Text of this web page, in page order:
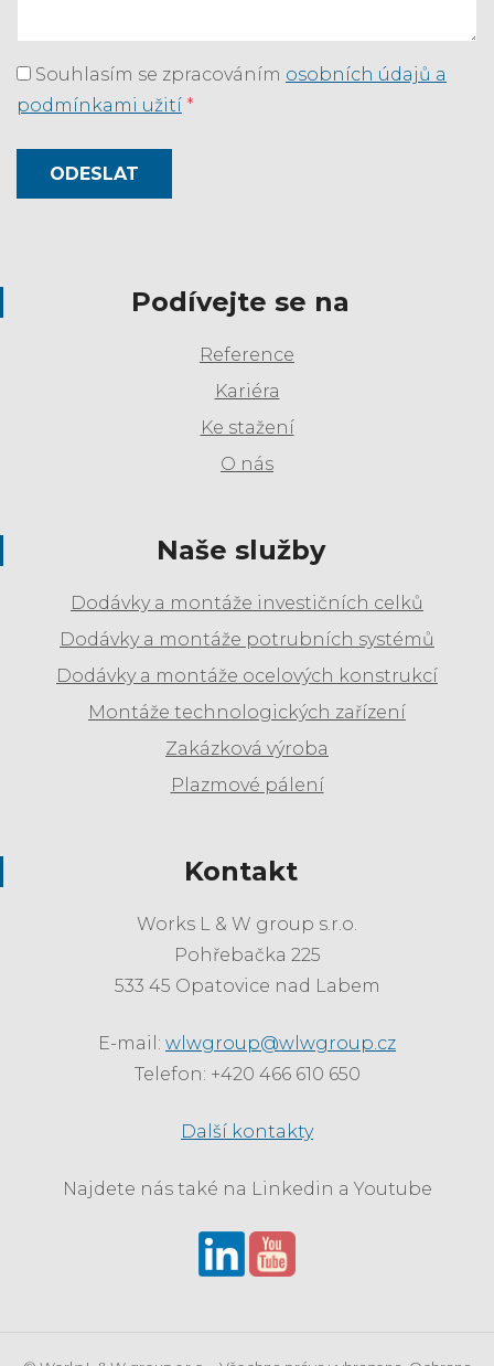
Souhlasím se zpracováním osobních údajů a
podmínkami užití *
ODESLAT
Podívejte se na
Reference
Kariéra
Ke stažení
O nás
Naše služby
Dodávky a montáže investičních celků
Dodávky a montáže potrubních systémů
Dodávky a montáže ocelových konstrukcí
Montáže technologických zařízení
Zakázková výroba
Plazmové pálení
Kontakt
Works L & W group s.r.o.
Pohřebačka 225
533 45 Opatovice nad Labem
E-mail: wlwgroup@wlwgroup.cz
Telefon: +420 466 610 650
Další kontakty
Najdete nás také na Linkedin a Youtube